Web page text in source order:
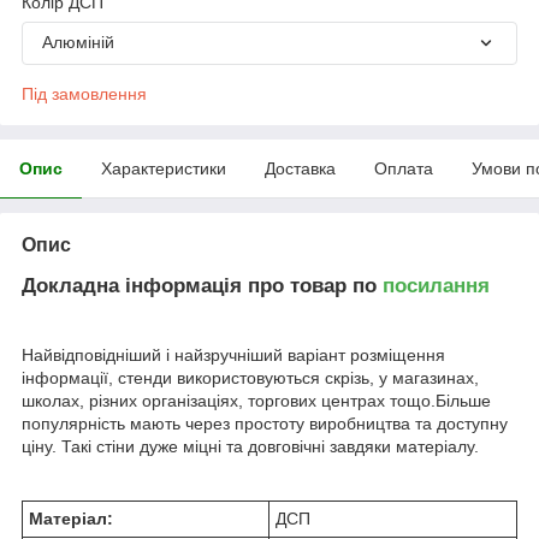
Алюміній
Під замовлення
Опис Характеристики Доставка Оплата Умови
Опис
Докладна інформація про товар по посилання
Найвідповідніший і найзручніший варіант розміщення
інформації, стенди використовуються скрізь, у магазинах,
школах, різних організаціях, торгових центрах тощо.Більше
популярність мають через простоту виробництва та доступну
ціну. Такі стіни дуже міцні та довговічні завдяки матеріалу.
Матеріал: ДСП